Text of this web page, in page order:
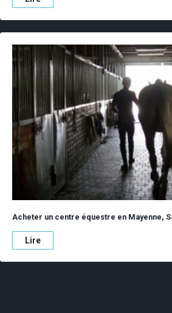
Acheter un centre équestre en Mayenne,
Lire